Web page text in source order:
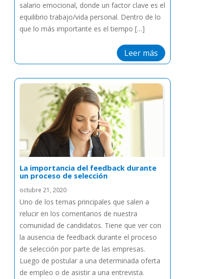
salario emocional, donde un factor clave es el
equilibrio trabajo/vida personal. Dentro de lo
que lo más importante es el tiempo […]
Leer más
La importancia del feedback durante
un proceso de selección
octubre 21, 2020
Uno de los temas principales que salen a
relucir en los comentarios de nuestra
comunidad de candidatos. Tiene que ver con
la ausencia de feedback durante el proceso
de selección por parte de las empresas.
Luego de postular a una determinada oferta
de empleo o de asistir a una entrevista.